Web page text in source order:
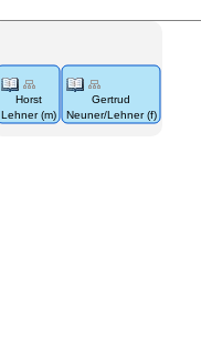
Horst
Lehner (m)
Gertrud
Neuner/Lehner (f)